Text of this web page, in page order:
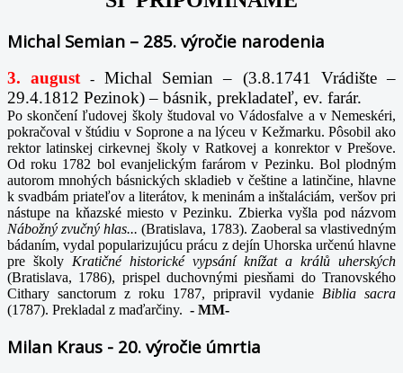
Michal Semian – 285. výročie narodenia
3. august-Michal Semian – (3.8.1741 Vrádište –
29.4.1812 Pezinok) – básnik, prekladateľ, ev. farár.
Po skončení ľudovej školy študoval vo Vádosfalve a v Nemeskéri,
pokračoval v štúdiu v Soprone a na lýceu v Kežmarku. Pôsobil ako
rektor latinskej cirkevnej školy v Ratkovej a konrektor v Prešove.
Od roku 1782 bol evanjelickým farárom v Pezinku. Bol plodným
autorom mnohých básnických skladieb v češtine a latinčine, hlavne
k svadbám priateľov a literátov, k meninám a inštaláciám, veršov pri
nástupe na kňazské miesto v Pezinku. Zbierka vyšla pod názvom
Nábožný zvučný hlas...(Bratislava, 1783). Zaoberal sa vlastivedným
bádaním, vydal popularizujúcu prácu z dejín Uhorska určenú hlavne
pre školy Kratičné historické vypsání knížat a králů uherských
(Bratislava, 1786), prispel duchovnými piesňami do Tranovského
Cithary sanctorum z roku 1787, pripravil vydanie Biblia sacra
(1787). Prekladal z maďarčiny. - MM-
Milan Kraus - 20. výročie úmrtia